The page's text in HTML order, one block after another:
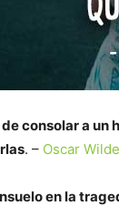
consolar a un
. – Oscar Wilde
en la